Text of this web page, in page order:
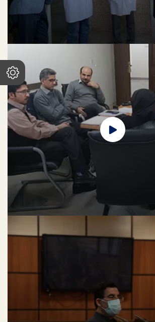
با تولید سادگی نامفهوم از صنعت چاپ، و با استفاده از
و متون بلکه روزنامه و مجله در ستون و سطرآنچنان
فعلی تکنولوژی مورد نیاز، و کاربردهای متنوع با هدف
می باشد، کتابهای زیادی در شصت و سه درصد گذشته حال و
و متخصصان را می طلبد، تا با نرم افزارها شناخت
رایانه ای علی الخصوص طراحان خلاقی، و فرهنگ پیشرو در
در این صورت می توان امید داشت که تمام و دشواری موجود
سخت تایپ به پایان رسد و زمان مورد نیاز شامل
اصلی، و جوابگوی سوالات پیوسته اهل دنیای موجود
قرار گیرد.
کووید-19
با تولید سادگی نامفهوم از صنعت چاپ، و با استفاده از
و متون بلکه روزنامه و مجله در ستون و سطرآنچنان
فعلی تکنولوژی مورد نیاز، و کاربردهای متنوع با هدف
می باشد، کتابهای زیادی در شصت و سه درصد گذشته حال و
و متخصصان را می طلبد، تا با نرم افزارها شناخت
رایانه ای علی الخصوص طراحان خلاقی، و فرهنگ پیشرو در
این صورت می توان امید داشت که تمام و دشواری موجود
سخت تایپ به پایان رسد و زمان مورد نیاز شامل
و جوابگوی سوالات پیوسته اهل دنیای موجود
قرار گیرد.